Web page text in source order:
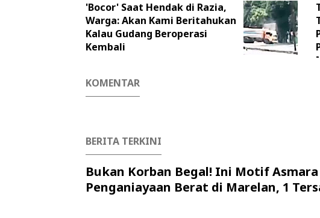
'Bocor' Saat Hendak di Razia,
Warga: Akan Kami Beritahukan
Kalau Gudang Beroperasi
Kembali
KOMENTAR
BERITA TERKINI
Bukan Korban Begal! Ini Motif
Penganiayaan Berat di Marelan, 1